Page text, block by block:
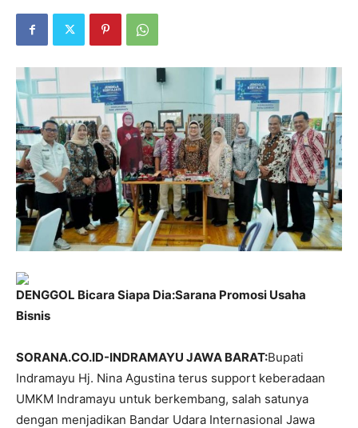
DENGGOL Bicara Siapa Dia:Sarana Promosi Usaha
Bisnis
SORANA.CO.ID-INDRAMAYU JAWA BARAT:Bupati
Indramayu Hj. Nina Agustina terus support keberadaan
UMKM Indramayu untuk berkembang, salah satunya
dengan menjadikan Bandar Udara Internasional Jawa